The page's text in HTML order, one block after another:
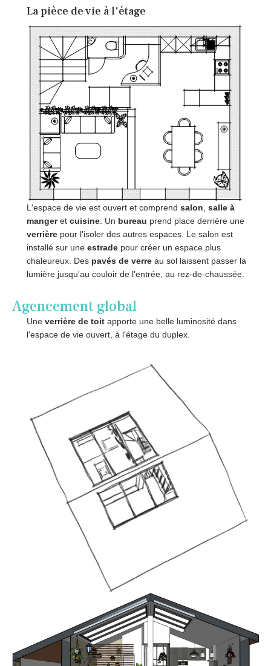
La pièce de vie à l'étage
L'espace de vie est ouvert et comprend salon salle à
mangeret cuisine . Un bureau prend place derrière une
verrière pour l'isoler des autres espaces. Le salon est
installé sur une estrade pour créer un espace plus
chaleureux. Des pavés de verre au sol laissent passer la
lumière jusqu'au couloir de l'entrée, au rez-de-chaussée.
Agencement global
Une verrière de toit apporte une belle luminosité dans
l'espace de vie ouvert, à l'étage du duplex.